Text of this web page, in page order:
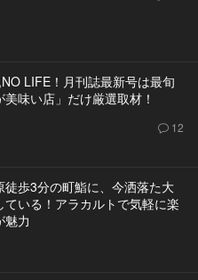
LIFE！月刊誌最新号は最旬
味い店」だけ厳選取材！
12
徒歩3分の町鮨に、今洒落た大
ている！アラカルトで気軽に楽
魅力